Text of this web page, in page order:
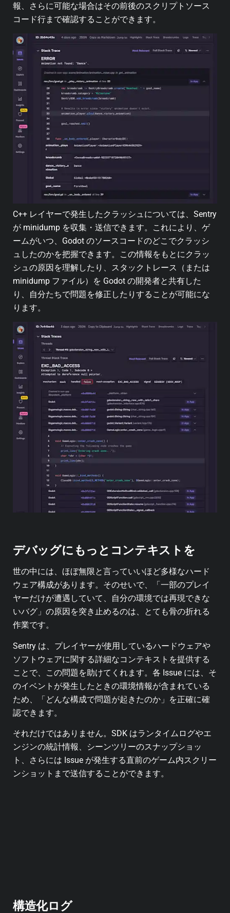
報、さらに可能な場合はその前後のスクリプトソース
コード行まで確認することができます。
C++ レイヤーで発生したクラッシュについては、Sentry
が minidump を収集・送信できます。これにより、ゲ
ームがいつ、Godot のソースコードのどこでクラッシ
ュしたのかを把握できます。この情報をもとにクラッ
シュの原因を理解したり、スタックトレース（または
minidump ファイル）を Godot の開発者と共有した
り、自分たちで問題を修正したりすることが可能にな
ります。
デバッグにもっとコンテキストを
世の中には、ほぼ無限と言っていいほど多様なハード
ウェア構成があります。そのせいで、「一部のプレイ
ヤーだけが遭遇していて、自分の環境では再現できな
いバグ」の原因を突き止めるのは、とても骨の折れる
作業です。
Sentry は、プレイヤーが使用しているハードウェアや
ソフトウェアに関する詳細なコンテキストを提供する
ことで、この問題を助けてくれます。各 Issue には、そ
のイベントが発生したときの環境情報が含まれている
ため、「どんな構成で問題が起きたのか」を正確に確
認できます。
それだけではありません。SDK はランタイムログやエ
ンジンの統計情報、シーンツリーのスナップショッ
ト、さらには Issue が発生する直前のゲーム内スクリー
ンショットまで送信することができます。
構造化ログ